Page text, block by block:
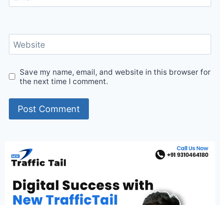
Website
Save my name, email, and website in this browser for
the next time I comment.